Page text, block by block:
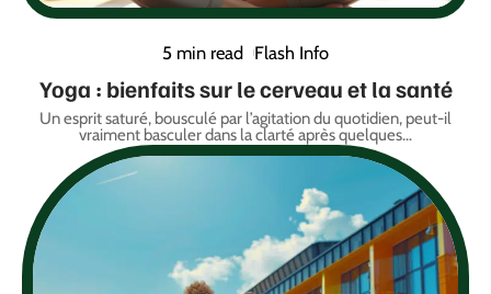
5 min read Flash Info
Yoga : bienfaits sur le cerveau et la santé
Un esprit saturé, bousculé par l’agitation du quotidien, peut-il
vraiment basculer dans la clarté après quelques…